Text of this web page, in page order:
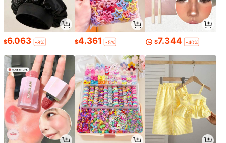
$6.063 -8% $4.361 -5% $7.344 -40%